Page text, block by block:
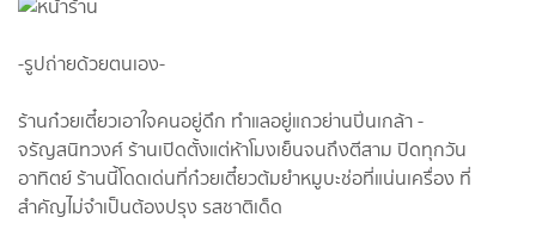
-รูปถ่ายด้วยตนเอง-
ร้านก๋วยเตี๋ยวเอาใจคนอยู่ดึก ทำแลอยู่แถวย่านปิ่นเกล้า -
จรัญสนิทวงศ์ ร้านเปิดตั้งแต่ห้าโมงเย็นจนถึงตีสาม ปิดทุกวัน
อาทิตย์ ร้านนี้โดดเด่นที่ก๋วยเตี๋ยวต้มยำหมูบะช่อที่แน่นเครื่อง ที่
สำคัญไม่จำเป็นต้องปรุง รสชาติเด็ด